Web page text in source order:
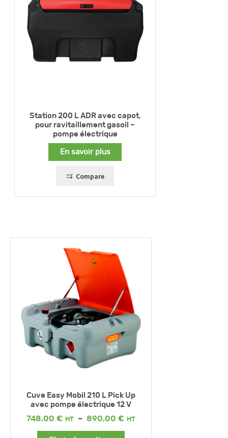
Station 200 L ADR avec capot,
pour ravitaillement gasoil –
pompe électrique
En savoir plus
Compare
Cuve Easy Mobil 210 L Pick Up
avec pompe électrique 12 V
748,00 € – 890,00 €
Plage